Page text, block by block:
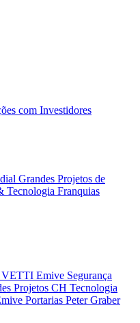
com Investidores
Grandes Projetos de
Tecnologia Franquias
VETTI Emive Segurança
Projetos CH Tecnologia
Portarias Peter Graber